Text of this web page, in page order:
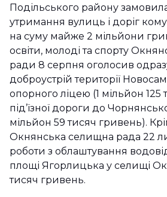
Подільського району
утримання вулиць і доріг
на суму майже 2 мільйони
освіти, молоді та спорту
ради 8 серпня оголосив
доброустрій території
опорного ліцею (1 мільйон 125
під’їзної дороги до
мільйон 59 тисяч гривень).
Окнянська селищна рада 22
роботи з облаштування
площі Ягорлицька у селищі
тисяч гривень.